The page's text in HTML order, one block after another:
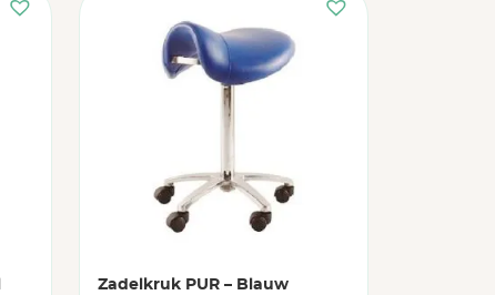
Zadelkruk PUR – Blauw